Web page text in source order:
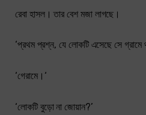
রেবা হাসল। তার বেশ মজা লাগছে।
‘প্রথম প্রশ্ন, যে লোকটি এসেছে সে গ্রামে
‘গেরামে।‘
‘লোকটি বুড়ো না জোয়ান?’